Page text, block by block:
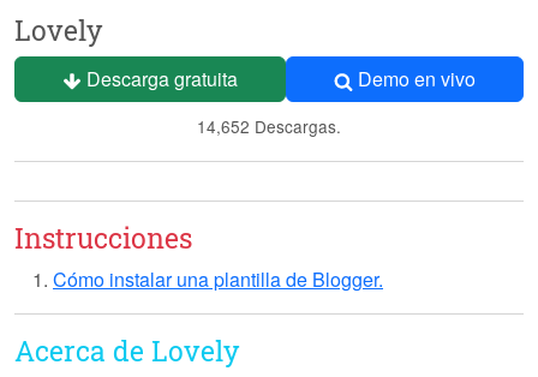
Lovely
Descarga gratuita Demo en vivo
14,652 Descargas.
Instrucciones
Cómo instalar una plantilla de Blogger.
Acerca de Lovely